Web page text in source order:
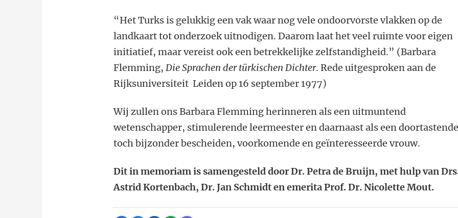
“Het Turks is gelukkig een vak waar nog vele ondoorvorste vlakken op de
landkaart tot onderzoek uitnodigen. Daarom laat het veel ruimte voor eigen
initiatief, maar vereist ook een betrekkelijke zelfstandigheid.” (Barbara
Flemming,Die Sprachen der türkischen Dichter. Rede uitgesproken aan de
Rijksuniversiteit Leiden op 16 september 1977)
Wij zullen ons Barbara Flemming herinneren als een uitmuntend
wetenschapper, stimulerende leermeester en daarnaast als een
toch bijzonder bescheiden, voorkomende en geïnteresseerde vrouw.
Dit in memoriam is samengesteld door Dr. Petra de Bruijn, met hulp van
Astrid Kortenbach, Dr. Jan Schmidt en emerita Prof. Dr. Nicolette Mout.